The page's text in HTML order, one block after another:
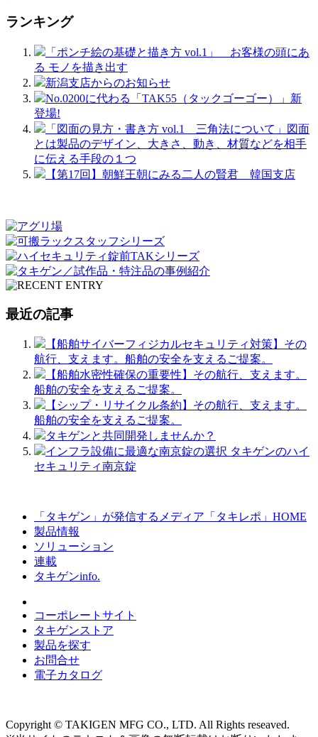
ランキング
「ポンチ絵の基礎と描き方 vol.1」 お客様の頭にあ
る モノを描き出す
新潟支店からのお知らせ
No.0200に代わる「TAK55（タックゴーゴー）」新
登場!
「図面の見方・書き方 vol.1 三角法について」図面
とは製品のデザイン、大きさ、動き、材質などを相手
に伝える手段の１つ
【第17回】朝鮮王朝にみる二人の賢君 韓国支店
最近の記事
【船舶サイバーフィジカルセキュリティ対策】その
航行、支えます。船舶の安全を支えるご提案。
【船舶水密性確保の重要性】その航行、支えます。
船舶の安全を支えるご提案。
【シップ・リサイクル条約】その航行、支えます。
船舶の安全を支えるご提案。
タキゲンと共同開発しませんか？
インフラ設備に最適な南京錠の選択 タキゲンのハイ
セキュリティ南京錠
「タキゲン」が発信するメディア「タキレポ」HOME
製品情報
ソリューション
連載
タキゲンinfo.
コーポレートサイト
タキゲンストア
製品を探す
お問合せ
電子カタログ
Copyright © TAKIGEN MFG CO., LTD. All Rights reseaved.